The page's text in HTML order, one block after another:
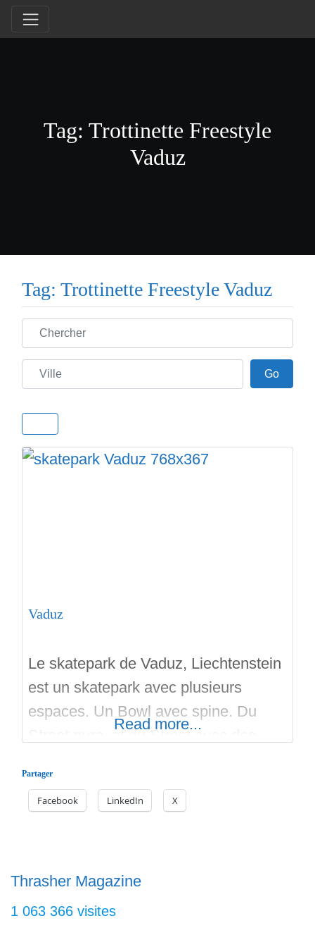
Tag: Trottinette Freestyle
Vaduz
Tag: Trottinette Freestyle Vaduz
Chercher
Ville GoGo
Vaduz
Le skatepark de Vaduz, Liechtenstein
est un skatepark avec plusieurs
espaces. Un Bowl avec spine. Du
Street pure, et du Street avec des
fluidité des runs. Le skatepark est en
béton et en extérieur et gratuit. Le
spine qui se finit
Read more...
Partager
Facebook LinkedIn X
Thrasher Magazine
1 063 366 visites